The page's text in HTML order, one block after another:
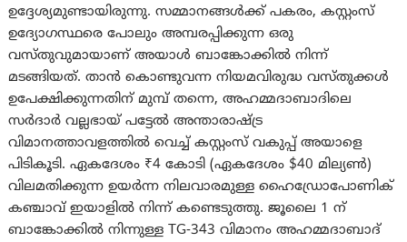
ഉദ്ദേശ്യമുണ്ടായിരുന്നു. സമ്മാനങ്ങൾക്ക് പകരം, കസ്റ്റംസ്
ഉദ്യോഗസ്ഥരെ പോലും അമ്പരപ്പിക്കുന്ന ഒരു
വസ്തുവുമായാണ് അയാൾ ബാങ്കോക്കിൽ നിന്ന്
മടങ്ങിയത്. താന്‍ കൊണ്ടുവന്ന നിയമവിരുദ്ധ വസ്തുക്കൾ
ഉപേക്ഷിക്കുന്നതിന് മുമ്പ് തന്നെ, അഹമ്മദാബാദിലെ
സർദാർ വല്ലഭായ് പട്ടേൽ അന്താരാഷ്ട്ര
വിമാനത്താവളത്തിൽ വെച്ച് കസ്റ്റംസ് വകുപ്പ് അയാളെ
പിടികൂടി. ഏകദേശം ₹4 കോടി (ഏകദേശം $40 മില്യൺ)
വിലമതിക്കുന്ന ഉയർന്ന നിലവാരമുള്ള ഹൈഡ്രോപോണിക്
കഞ്ചാവ് ഇയാളിൽ നിന്ന് കണ്ടെടുത്തു. ജൂലൈ 1 ന്
ബാങ്കോക്കിൽ നിന്നുള്ള TG-343 വിമാനം അഹമ്മദാബാദ്